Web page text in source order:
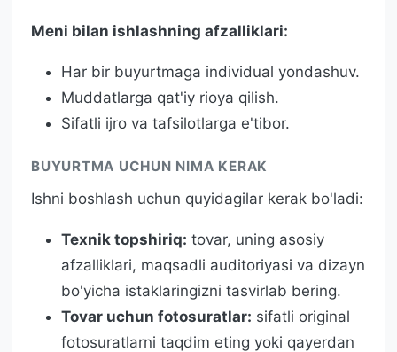
Meni bilan ishlashning afzalliklari:
Har bir buyurtmaga individual yondashuv.
Muddatlarga qat'iy rioya qilish.
Sifatli ijro va tafsilotlarga e'tibor.
BUYURTMA UCHUN NIMA KERAK
Ishni boshlash uchun quyidagilar kerak bo'ladi:
Texnik topshiriq: tovar, uning asosiy
afzalliklari, maqsadli auditoriyasi va dizayn
bo'yicha istaklaringizni tasvirlab bering.
Tovar uchun fotosuratlar: sifatli original
fotosuratlarni taqdim eting yoki qayerdan